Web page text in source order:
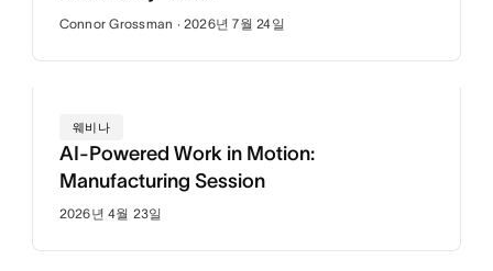
Connor Grossman · 2026년 7월 24일
웨비나
AI-Powered Work in Motion:
Manufacturing Session
2026년 4월 23일